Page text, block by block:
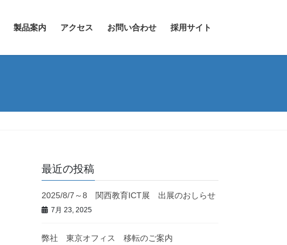
製品案内 アクセス お問い合わせ 採用サイト
最近の投稿
2025/8/7～8 関西教育ICT展 出展のおしらせ
7月 23, 2025
弊社 東京オフィス 移転のご案内